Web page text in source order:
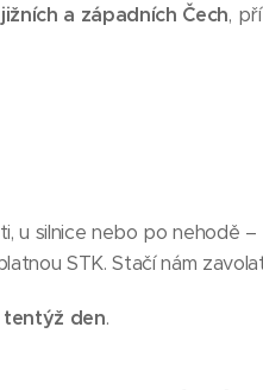
jižních a západních Čech,
u silnice nebo po nehodě –
STK. Stačí nám
tentýž den.